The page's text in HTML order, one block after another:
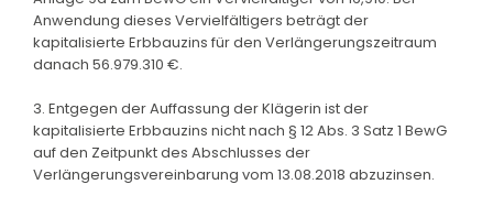
Anwendung dieses Vervielfältigers beträgt der
kapitalisierte Erbbauzins für den Verlängerungszeitraum
danach 56.979.310 €.
3. Entgegen der Auffassung der Klägerin ist der
kapitalisierte Erbbauzins nicht nach § 12 Abs. 3 Satz 1 BewG
auf den Zeitpunkt des Abschlusses der
Verlängerungsvereinbarung vom 13.08.2018 abzuzinsen.